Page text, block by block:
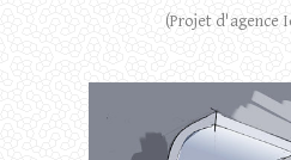
(Projet d'agence